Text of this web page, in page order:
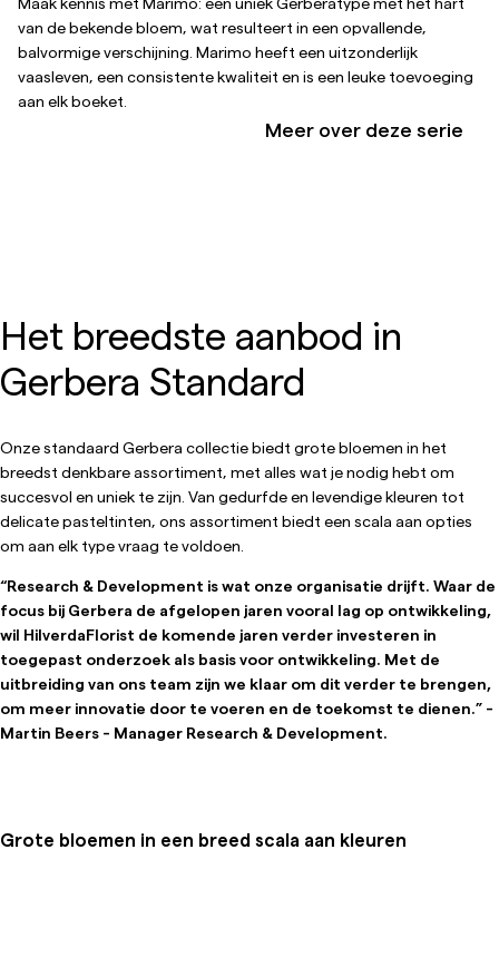
van de bekende bloem, wat resulteert in een opvallende,
balvormige verschijning. Marimo heeft een uitzonderlijk
vaasleven, een consistente kwaliteit en is een leuke toevoeging
aan elk boeket.
Meer over deze serie
Het breedste aanbod in
Gerbera Standard
Onze standaard Gerbera collectie biedt grote bloemen in het
breedst denkbare assortiment, met alles wat je nodig hebt om
succesvol en uniek te zijn. Van gedurfde en levendige kleuren tot
delicate pasteltinten, ons assortiment biedt een scala aan opties
om aan elk type vraag te voldoen.
“Research & Development is wat onze organisatie drijft. Waar de
focus bij Gerbera de afgelopen jaren vooral lag op ontwikkeling,
wil HilverdaFlorist de komende jaren verder investeren in
toegepast onderzoek als basis voor ontwikkeling. Met de
uitbreiding van ons team zijn we klaar om dit verder te brengen,
om meer innovatie door te voeren en de toekomst te dienen.” -
Martin Beers - Manager Research & Development.
Grote bloemen in een breed scala aan kleuren